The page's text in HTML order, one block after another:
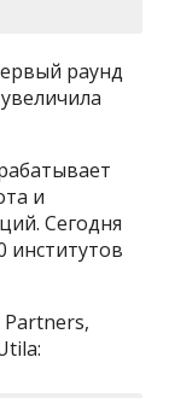
раунд
и
Сегодня
институтов